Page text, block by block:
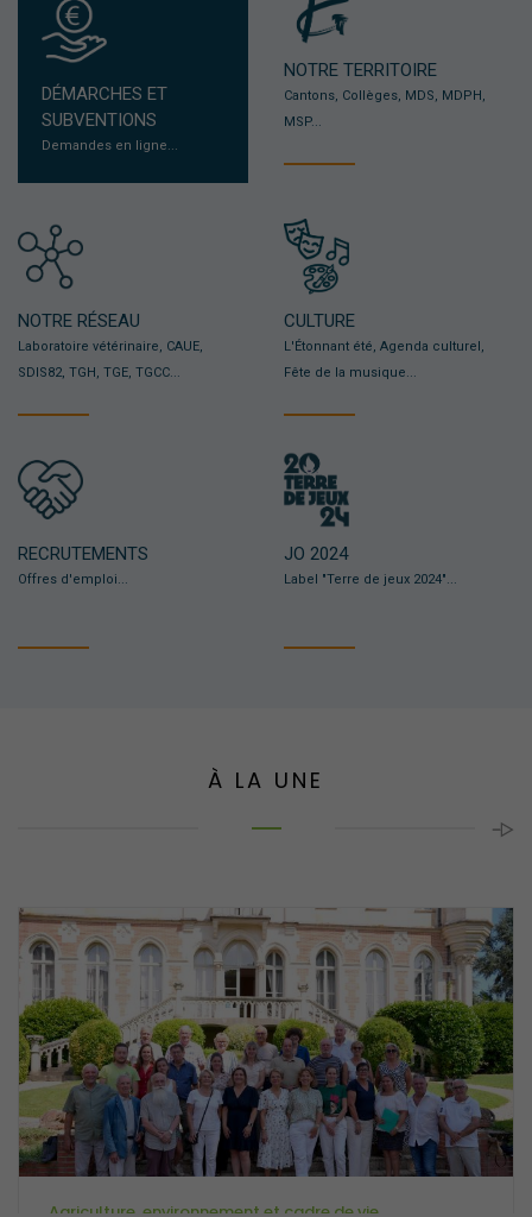
DÉMARCHES ET
SUBVENTIONS
Demandes en ligne...
NOTRE TERRITOIRE
Cantons, Collèges, MDS, MDPH,
MSP...
NOTRE RÉSEAU
Laboratoire vétérinaire, CAUE,
SDIS82, TGH, TGE, TGCC...
CULTURE
L'Étonnant été, Agenda culturel,
Fête de la musique...
RECRUTEMENTS
Offres d'emploi...
JO 2024
Label "Terre de jeux 2024"...
À LA UNE
Agriculture, environnement et cadre de vie